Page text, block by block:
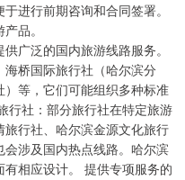
进行前期咨询和合同签署。
品。
广泛的国内旅游线路服务。
桥国际旅行社（哈尔滨分
等，它们可能组织多种标准
行社：部分旅行社在特定旅游
行社、哈尔滨金源文化旅行
涉及国内热点线路。哈尔滨
相应设计。 提供专项服务的